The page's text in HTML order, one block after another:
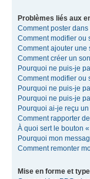
Problèmes liés aux
Comment poster dans
Comment modifier ou
Comment ajouter une
Comment créer un
Pourquoi ne puis-je
Comment modifier ou
Pourquoi ne puis-je
Pourquoi ne puis-je
Pourquoi ai-je reçu
Comment rapporter
À quoi sert le bouton
Pourquoi mon
Comment remonter
Mise en forme et